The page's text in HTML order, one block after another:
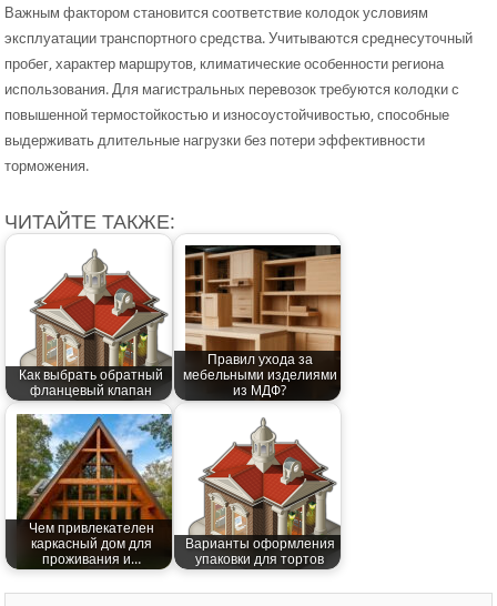
Важным фактором становится соответствие колодок условиям
эксплуатации транспортного средства. Учитываются среднесуточный
пробег, характер маршрутов, климатические особенности региона
использования. Для магистральных перевозок требуются колодки с
повышенной термостойкостью и износоустойчивостью, способные
выдерживать длительные нагрузки без потери эффективности
торможения.
ЧИТАЙТЕ ТАКЖЕ:
Как выбрать обратный
фланцевый клапан
Правил ухода за
мебельными изделиями
из МДФ?
Чем привлекателен
каркасный дом для
проживания и…
Варианты оформления
упаковки для тортов